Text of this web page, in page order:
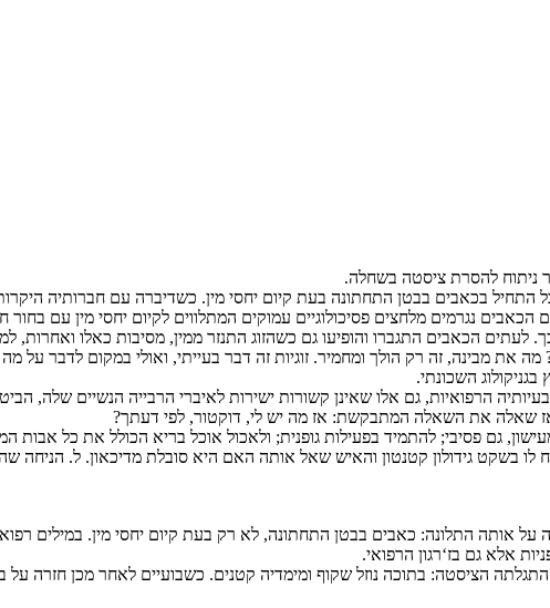
ניתוח להסרת ציסטה בשחלה.
התחיל בכאבים בבטן התחתונה בעת קיום יחסי מין. כשדיברה עם חברותיה
נגרמים מלחצים פסיכולוגיים עמוקים המתלווים לקיום יחסי מין עם בחור
הכאבים התגברו והופיעו גם כשהזוג התנזר ממין, מסיבות כאלו ואחרות,
מה את מבינה, זה רק הולך ומחמיר. זוגיות זה דבר בעייתי, ואולי במקום לדבר
השכונתי.
הרפואיות, גם אלו שאינן קשורות ישירות לאיברי הרבייה הנשיים שלה,
שאלה את השאלה המתבקשת: אז מה יש לי, דוקטור, לפי דעתך?
גם פסיבי; להתמיד בפעילות גופנית; ולאכול אוכל בריא הכולל את כל אבות
בשקט גידולון קטנטון והאיש שאל אותה האם היא סובלת מדיכאון. ל. הניחה
על אותה התלונה: כאבים בבטן התחתונה, לא רק בעת קיום יחסי מין. במילים
אלא גם בז‘רגון הרפואי.
הציסטה: בתוכה נוזל שקוף ומימדיה קטנים. כשבועיים לאחר מכן חזרה